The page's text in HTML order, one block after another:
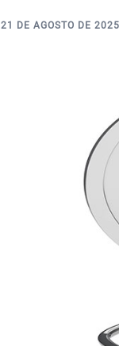
21 DE AGOSTO DE 2025